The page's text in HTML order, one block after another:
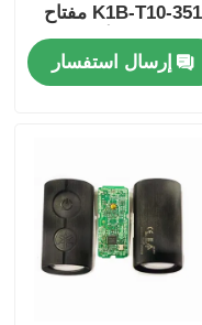
35123-K1B-T10 مفتاح
ذو ثلاثة أزرار
إرسال استفسار